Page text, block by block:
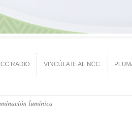
RADIO VINCÚLATE AL NCC
lumínica